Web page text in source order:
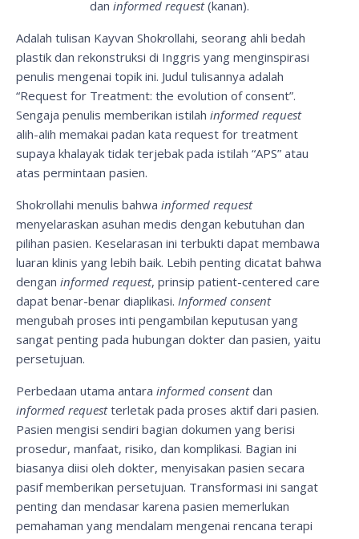
dan informed request(kanan).
Adalah tulisan Kayvan Shokrollahi, seorang ahli bedah
plastik dan rekonstruksi di Inggris yang menginspirasi
penulis mengenai topik ini. Judul tulisannya adalah
“Request for Treatment: the evolution of consent”.
Sengaja penulis memberikan istilah informed request
alih-alih memakai padan kata request for treatment
supaya khalayak tidak terjebak pada istilah “APS” atau
atas permintaan pasien.
Shokrollahi menulis bahwa informed request
menyelaraskan asuhan medis dengan kebutuhan dan
pilihan pasien. Keselarasan ini terbukti dapat membawa
luaran klinis yang lebih baik. Lebih penting dicatat bahwa
dengan informed request, prinsip patient-centered care
dapat benar-benar diaplikasi. Informed consent
mengubah proses inti pengambilan keputusan yang
sangat penting pada hubungan dokter dan pasien, yaitu
persetujuan.
Perbedaan utama antara informed consentdan
informed requestterletak pada proses aktif dari pasien.
Pasien mengisi sendiri bagian dokumen yang berisi
prosedur, manfaat, risiko, dan komplikasi. Bagian ini
biasanya diisi oleh dokter, menyisakan pasien secara
pasif memberikan persetujuan. Transformasi ini sangat
penting dan mendasar karena pasien memerlukan
pemahaman yang mendalam mengenai rencana terapi